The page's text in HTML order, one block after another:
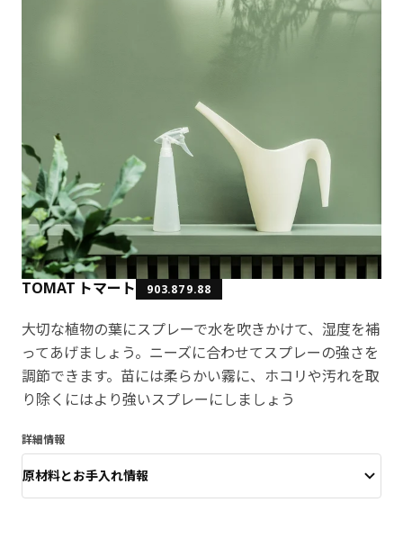
TOMAT トマート 903.879.88
大切な植物の葉にスプレーで水を吹きかけて、湿度を補
ってあげましょう。ニーズに合わせてスプレーの強さを
調節できます。苗には柔らかい霧に、ホコリや汚れを取
り除くにはより強いスプレーにしましょう
詳細情報
原材料とお手入れ情報